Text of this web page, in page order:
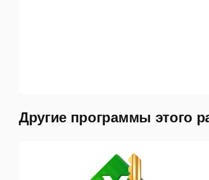
Другие программы этого